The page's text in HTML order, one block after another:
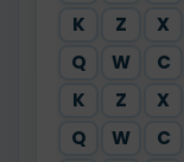
K
Z X
Q
W C
K
Z X
Q
W C